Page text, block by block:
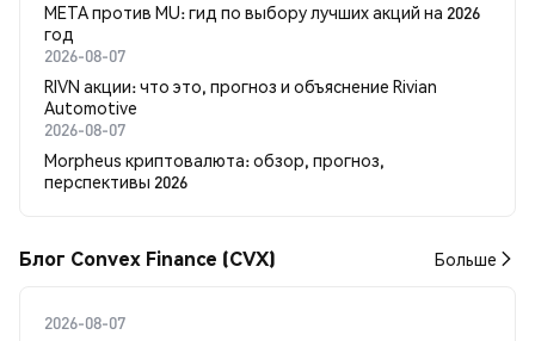
META против MU: гид по выбору лучших акций на 2026
год
2026-08-07
RIVN акции: что это, прогноз и объяснение Rivian
Automotive
2026-08-07
Morpheus криптовалюта: обзор, прогноз,
перспективы 2026
Блог Convex Finance (CVX) Больше
2026-08-07